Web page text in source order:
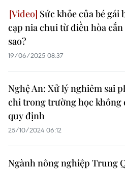
Sức khỏe của bé gái
cạp nia chui từ điều hòa
sao?
19/06/2025 08:37
Nghệ An: Xử lý nghiêm sai
chi trong trường học không
quy định
25/10/2024 06:12
Ngành nông nghiệp Trung